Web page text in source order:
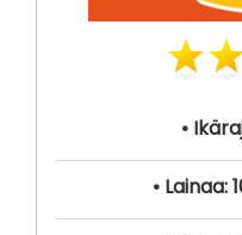
•
• Lainaa: